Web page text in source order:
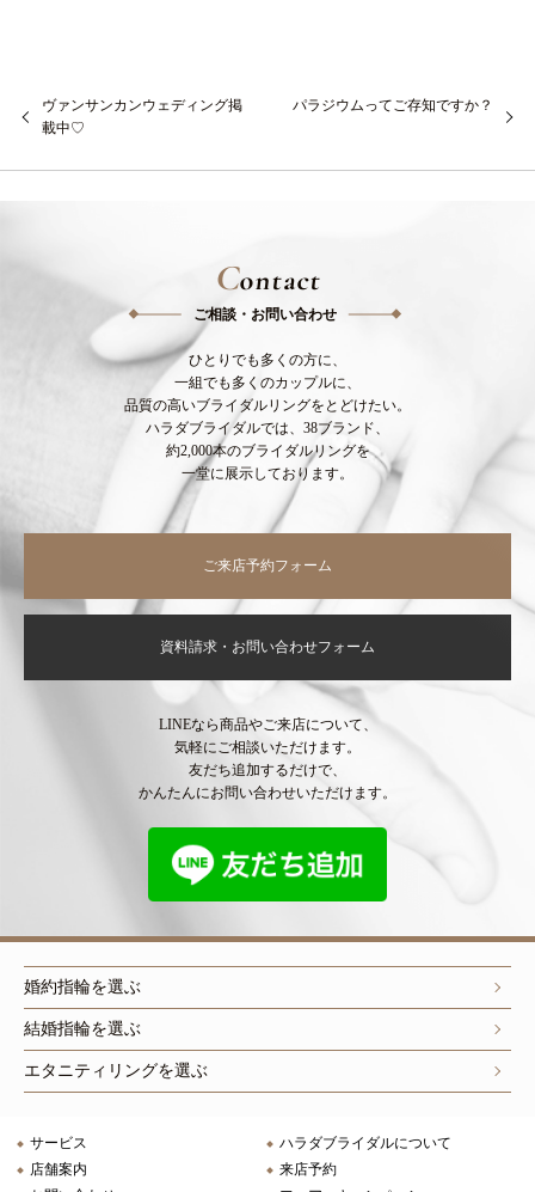
ヴァンサンカンウェディング掲
載中♡
パラジウムってご存知ですか？
Contact
ご相談・お問い合わせ
ひとりでも多くの方に、
一組でも多くのカップルに、
品質の高いブライダルリングをとどけたい。
ハラダブライダルでは、38ブランド、
約2,000本のブライダルリングを
一堂に展示しております。
ご来店予約フォーム
資料請求・お問い合わせフォーム
LINEなら商品やご来店について、
気軽にご相談いただけます。
友だち追加するだけで、
かんたんにお問い合わせいただけます。
婚約指輪を選ぶ
結婚指輪を選ぶ
エタニティリングを選ぶ
サービス
ハラダブライダルについて
店舗案内
来店予約